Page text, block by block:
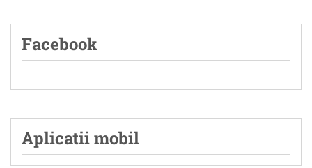
Facebook
Aplicatii mobil